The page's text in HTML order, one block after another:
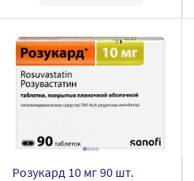
Розукард 10 мг 90 шт.